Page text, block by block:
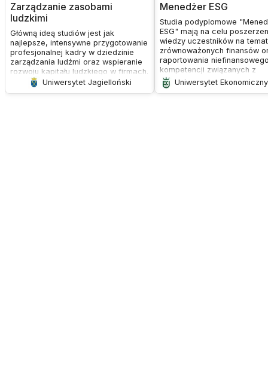
Zarządzanie zasobami
ludzkimi
Główną ideą studiów jest jak
najlepsze, intensywne przygotowanie
profesjonalnej kadry w dziedzinie
zarządzania ludźmi oraz wspieranie
rozwoju kapitału ludzkiego w firmach.
Ludzie zatrudnieni w organizacji
Uniwersytet Jagielloński
Menedżer ESG
Studia podyplomowe
ESG" mają na celu
wiedzy uczestników na temat
zrównoważonych finansów
raportowania
kompetencji związanych z
wdrażaniem zmian z
ESG i sporządzaniem
Uniwersytet